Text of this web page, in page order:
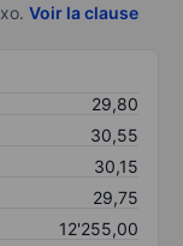
Voir la clause
29,80
30,55
30,15
29,75
12'255,00